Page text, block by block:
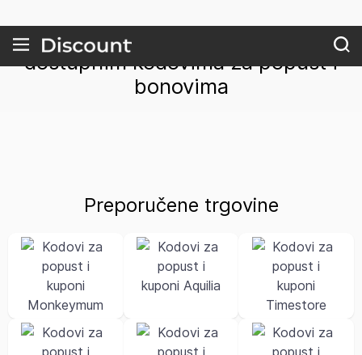
Popis najpopularnijih trgovina s
dostupnim kodovima za popust i
bonovima
Preporučene trgovine